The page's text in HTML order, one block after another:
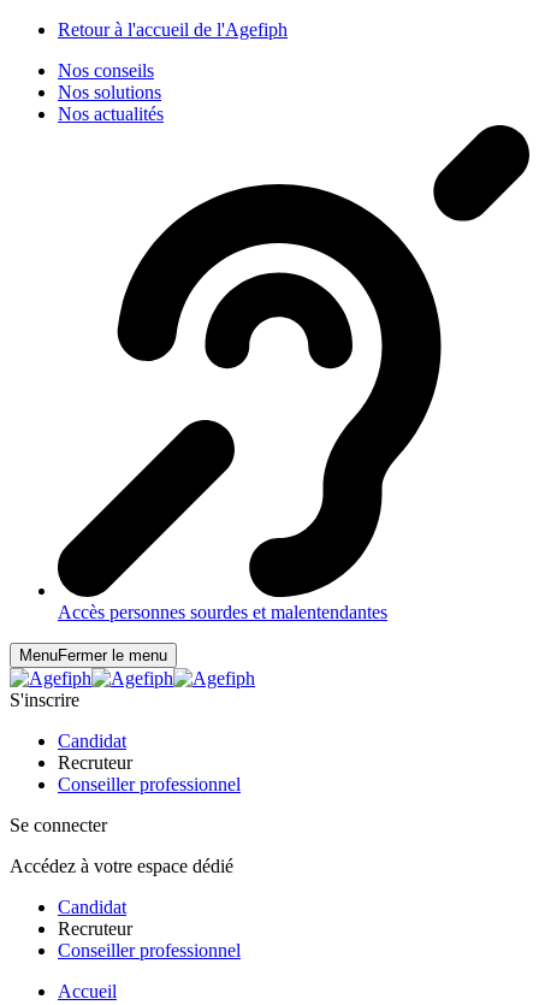
Retour à l'accueil de l'Agefiph
Nos conseils
Nos solutions
Nos actualités
Accès personnes sourdes et malentendantes
MenuFermer le menu
S'inscrire
Candidat
Recruteur
Conseiller professionnel
Se connecter
Accédez à votre espace dédié
Candidat
Recruteur
Conseiller professionnel
Accueil